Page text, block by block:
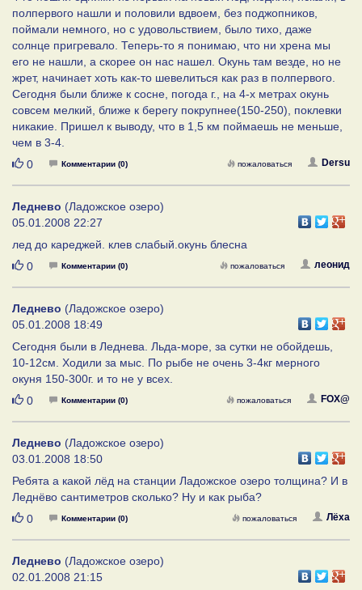
полпервого нашли и половили вдвоем, без поджопников,
поймали немного, но с удовольствием, было тихо, даже
солнце пригревало. Теперь-то я понимаю, что ни хрена мы
его не нашли, а скорее он нас нашел. Окунь там везде, но не
жрет, начинает хоть как-то шевелиться как раз в полпервого.
Сегодня были ближе к сосне, погода г., на 4-х метрах окунь
совсем мелкий, ближе к берегу покрупнее(150-250), поклевки
никакие. Пришел к выводу, что в 1,5 км поймаешь не меньше,
чем в 3-4.
Нравится
0 Комментарии (0) Dersu
пожаловаться
Леднево (Ладожское озеро)
05.01.2008 22:27
лед до кареджей. клев слабый.окунь блесна
Нравится
0 Комментарии (0) леонид
пожаловаться
Леднево (Ладожское озеро)
05.01.2008 18:49
Сегодня были в Леднева. Льда-море, за сутки не обойдешь,
10-12см. Ходили за мыс. По рыбе не очень 3-4кг мерного
окуня 150-300г. и то не у всех.
Нравится
0 Комментарии (0) FOX@
пожаловаться
Леднево (Ладожское озеро)
03.01.2008 18:50
Ребята а какой лёд на станции Ладожское озеро толщина? И в
Леднёво сантиметров сколько? Ну и как рыба?
Нравится
0 Комментарии (0) Лёха
пожаловаться
Леднево (Ладожское озеро)
02.01.2008 21:15